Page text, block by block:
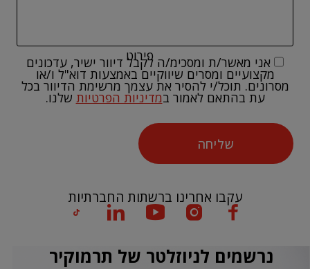
פירוט
אני מאשר/ת ומסכימ/ה לקבל דיוור ישיר, עדכונים
מקצועיים ומסרים שיווקיים באמצעות דוא"ל ו/או
מסרונים. תוכל/י להסיר את עצמך מרשימת הדיוור בכל
עת בהתאם לאמור במדיניות הפרטיות שלנו.
שליחה
עקבו אחרינו ברשתות החברתיות
נרשמים לניוזלטר של תרמוקיר